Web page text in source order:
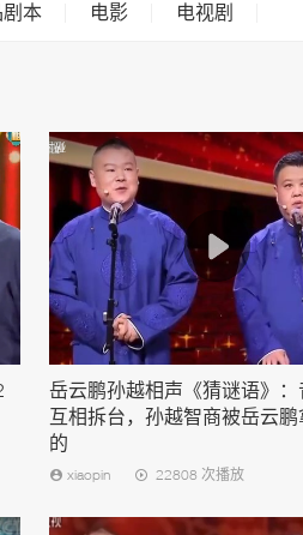
本 电影 电视剧
岳云鹏孙越相声《猜谜语》
互相拆台，孙越智商被岳云
的
xiaopin 22808 次播放